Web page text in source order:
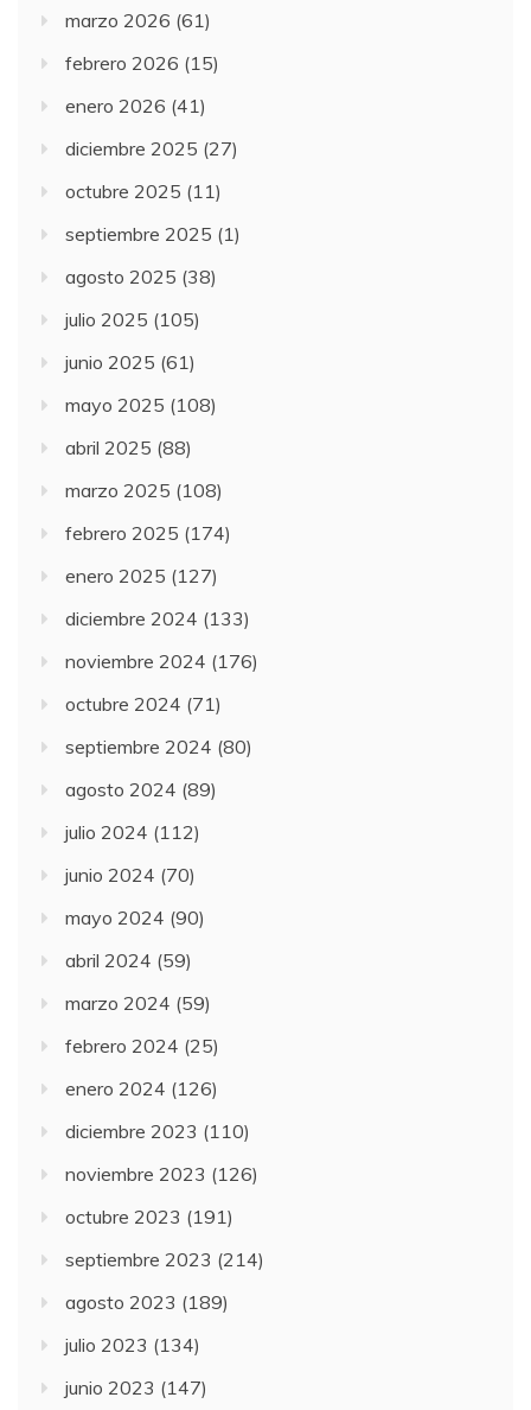
marzo 2026 (61)
febrero 2026 (15)
enero 2026 (41)
diciembre 2025 (27)
octubre 2025 (11)
septiembre 2025 (1)
agosto 2025 (38)
julio 2025 (105)
junio 2025 (61)
mayo 2025 (108)
abril 2025 (88)
marzo 2025 (108)
febrero 2025 (174)
enero 2025 (127)
diciembre 2024 (133)
noviembre 2024 (176)
octubre 2024 (71)
septiembre 2024 (80)
agosto 2024 (89)
julio 2024 (112)
junio 2024 (70)
mayo 2024 (90)
abril 2024 (59)
marzo 2024 (59)
febrero 2024 (25)
enero 2024 (126)
diciembre 2023 (110)
noviembre 2023 (126)
octubre 2023 (191)
septiembre 2023 (214)
agosto 2023 (189)
julio 2023 (134)
junio 2023 (147)